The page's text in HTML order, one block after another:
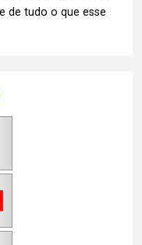
de tudo o que esse